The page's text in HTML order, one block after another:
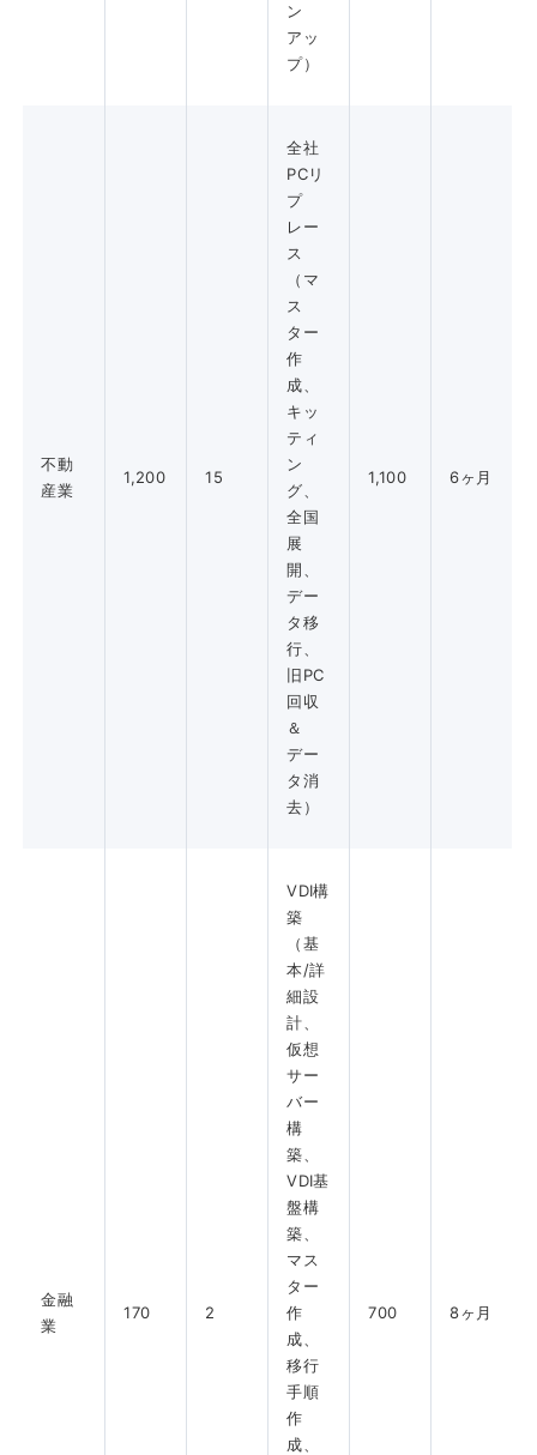
ン
アッ
プ）
不動
産業
1,200 15
全社
PCリ
プ
レー
ス
（マ
ス
ター
作
成、
キッ
ティ
ン
グ、
全国
展
開、
デー
タ移
行、
旧PC
回収
＆
デー
タ消
去）
1,100 6ヶ月
金融
業
170 2
VDI構
築
（基
本/詳
細設
計、
仮想
サー
バー
構
築、
VDI基
盤構
築、
マス
ター
作
成、
移行
手順
作
成、
700 8ヶ月